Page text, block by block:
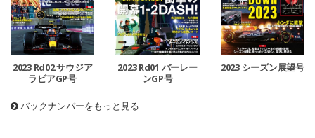
2023 Rd02 サウジア
ラビアGP号
2023 Rd01 バーレー
ンGP号
2023 シーズン展望号
バックナンバーをもっと見る